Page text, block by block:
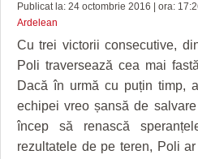
POLITICA DE
PREFECTURA TIMIŞ
SPORT
POLI TIMISOARA
FOTBAL JUDETEAN
ALTE SPORTURI
OPINII
DOSARELE DEBANAT
ETICA LUCIDITĂȚII ASISTATE
JURNAL DE CAMPANIE
TIMP LIBER ȘI CULTURĂ
TIMP LIBER
ULTRAMARIN VA
ECONOMIC
AFACERI
SĂNĂTATE
Publicat la: 24 octombrie 2016 | ora:
Ardelean
Cu trei victorii consecutive,
Poli traversează cea mai
Dacă în urmă cu puțin timp,
echipei vreo șansă de
încep să renască
rezultatele de pe teren, Poli